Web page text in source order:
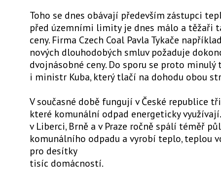
Toho se dnes obávají především zástupci
před územními limity je dnes málo a těžaři
ceny. Firma Czech Coal Pavla Tykače
nových dlouhodobých smluv požaduje
dvojnásobné ceny. Do sporu se proto
i ministr Kuba, který tlačí na dohodu obou
V současné době fungují v České republice
které komunální odpad energeticky
v Liberci, Brně a v Praze ročně spálí téměř
komunálního odpadu a vyrobí teplo, teplou
pro desítky
tisíc domácností.